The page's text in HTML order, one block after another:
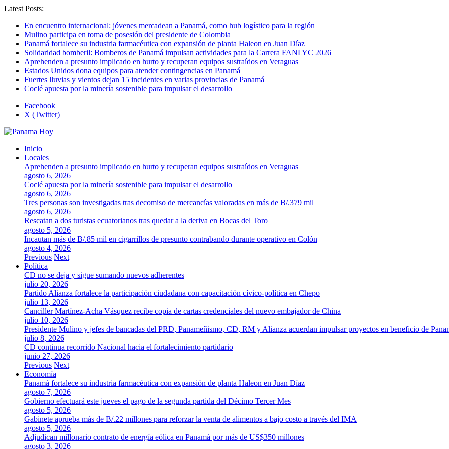
Latest Posts:
En encuentro internacional: jóvenes mercadean a Panamá, como hub logístico para la región
Mulino participa en toma de posesión del presidente de Colombia
Panamá fortalece su industria farmacéutica con expansión de planta Haleon en Juan Díaz
Solidaridad bomberil: Bomberos de Panamá impulsan actividades para la Carrera FANLYC 2026
Aprehenden a presunto implicado en hurto y recuperan equipos sustraídos en Veraguas
Estados Unidos dona equipos para atender contingencias en Panamá
Fuertes lluvias y vientos dejan 15 incidentes en varias provincias de Panamá
Coclé apuesta por la minería sostenible para impulsar el desarrollo
Facebook
X (Twitter)
Inicio
Locales
Aprehenden a presunto implicado en hurto y recuperan equipos sustraídos en Veraguas
agosto 6, 2026
Coclé apuesta por la minería sostenible para impulsar el desarrollo
agosto 6, 2026
Tres personas son investigadas tras decomiso de mercancías valoradas en más de B/.379 mil
agosto 6, 2026
Rescatan a dos turistas ecuatorianos tras quedar a la deriva en Bocas del Toro
agosto 5, 2026
Incautan más de B/.85 mil en cigarrillos de presunto contrabando durante operativo en Colón
agosto 4, 2026
Previous Next
Política
CD no se deja y sigue sumando nuevos adherentes
julio 20, 2026
Partido Alianza fortalece la participación ciudadana con capacitación cívico-política en Chepo
julio 13, 2026
Canciller Martínez-Acha Vásquez recibe copia de cartas credenciales del nuevo embajador de China
julio 10, 2026
Presidente Mulino y jefes de bancadas del PRD, Panameñismo, CD, RM y Alianza acuerdan impulsar proyectos en beneficio de
julio 8, 2026
CD continua recorrido Nacional hacia el fortalecimiento partidario
junio 27, 2026
Previous Next
Economía
Panamá fortalece su industria farmacéutica con expansión de planta Haleon en Juan Díaz
agosto 7, 2026
Gobierno efectuará este jueves el pago de la segunda partida del Décimo Tercer Mes
agosto 5, 2026
Gabinete aprueba más de B/.22 millones para reforzar la venta de alimentos a bajo costo a través del IMA
agosto 5, 2026
Adjudican millonario contrato de energía eólica en Panamá por más de US$350 millones
agosto 3, 2026